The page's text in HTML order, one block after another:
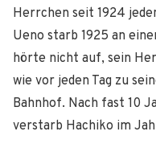
Herrchen seit 1924
Ueno starb 1925 an
hörte nicht auf, sein
wie vor jeden Tag zu
Bahnhof. Nach fast 10
verstarb Hachiko im